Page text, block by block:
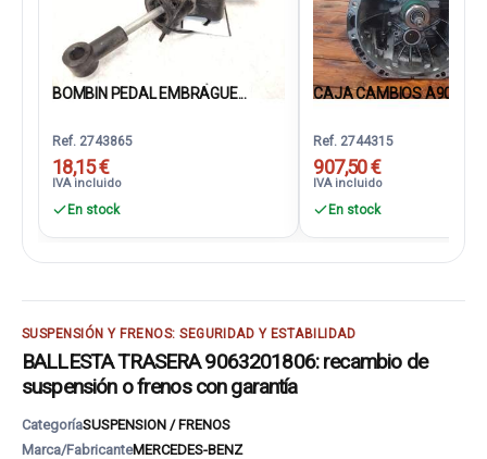
BOMBIN PEDAL EMBRAGUE...
Ref. 2743865
18,15 €
IVA incluido
En stock
CAJA CAMBIOS
Ref. 2744315
907,50 €
IVA incluido
En stock
SUSPENSIÓN Y FRENOS: SEGURIDAD Y ESTABILIDAD
BALLESTA TRASERA 9063201806: recambio de
suspensión o frenos con garantía
CategoríaSUSPENSION / FRENOS
Marca/FabricanteMERCEDES-BENZ